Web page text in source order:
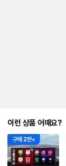
이런 상품 어때요?
구매 2천+